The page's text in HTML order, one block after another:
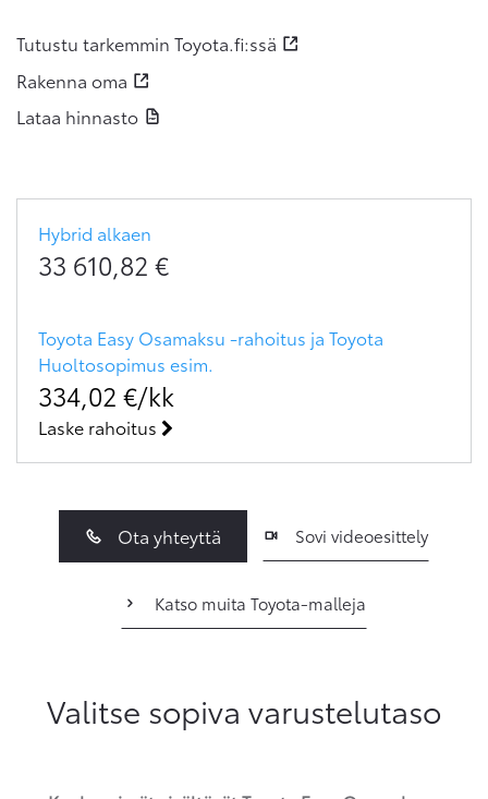
Tutustu tarkemmin Toyota.fi:ssä
Rakenna oma
Lataa hinnasto
Hybrid alkaen
33 610,82 €
Toyota Easy Osamaksu -rahoitus ja Toyota
Huoltosopimus esim.
334,02 €/kk
Laske rahoitus
Ota yhteyttä Sovi videoesittely
Katso muita Toyota-malleja
Valitse sopiva varustelutaso